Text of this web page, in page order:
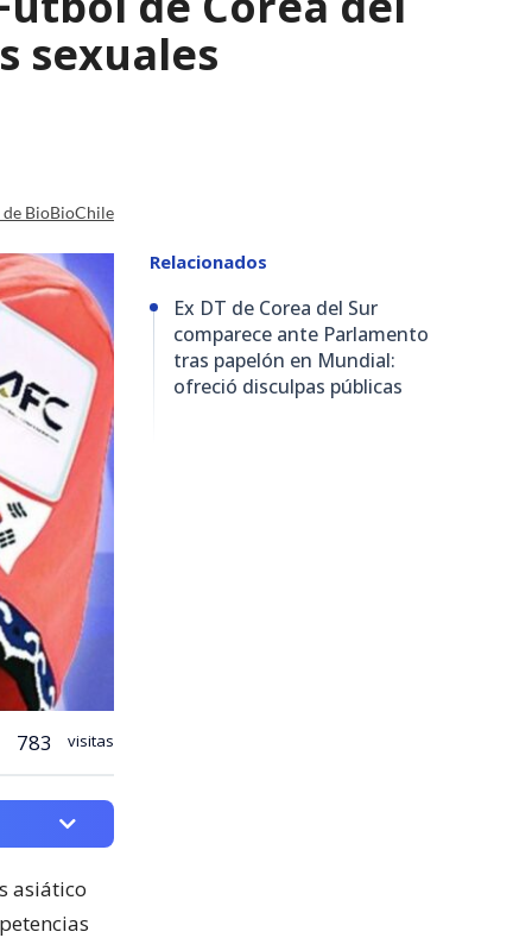
sexuales
BioBioChile
783 visitas
asiático
Relacionados
Ex DT de Corea del Sur
comparece ante Parlamento
tras papelón en Mundial:
ofreció disculpas públicas